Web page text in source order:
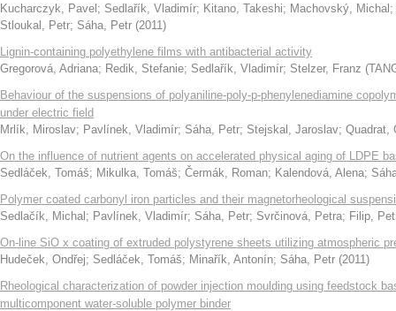
Kucharczyk, Pavel ; Sedlařík, Vladimír; Kitano, Takeshi; Machovský, Michal ;
Stloukal, Petr; Sáha, Petr (2011)
Lignin-containing polyethylene films with antibacterial activity
Gregorová, Adriana; Redik, Stefanie; Sedlařík, Vladimír; Stelzer, Franz (
Behaviour of the suspensions of polyaniline-poly-p-phenylenediamine
under electric field
Mrlík, Miroslav; Pavlínek, Vladimír; Sáha, Petr; Stejskal, Jaroslav; Quadrat,
On the influence of nutrient agents on accelerated physical aging of LDPE
Sedláček, Tomáš; Mikulka, Tomáš; Čermák, Roman; Kalendová, Alena;
Polymer coated carbonyl iron particles and their magnetorheological
Sedlačík, Michal ; Pavlínek, Vladimír; Sáha, Petr; Svrčinová, Petra; Filip,
On-line SiO x coating of extruded polystyrene sheets utilizing atmospheric
Hudeček, Ondřej; Sedláček, Tomáš; Minařík, Antonín; Sáha, Petr (2011)
Rheological characterization of powder injection moulding using feedstock
multicomponent water-soluble polymer binder